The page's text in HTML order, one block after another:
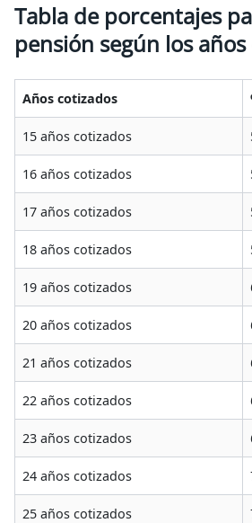
Tabla de porcentajes
pensión según los
Años cotizados
15 años cotizados
16 años cotizados
17 años cotizados
18 años cotizados
19 años cotizados
20 años cotizados
21 años cotizados
22 años cotizados
23 años cotizados
24 años cotizados
25 años cotizados